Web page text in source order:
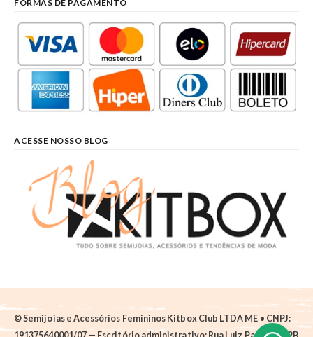
FORMAS DE PAGAMENTO
ACESSE NOSSO BLOG
© Semijoias e Acessórios Femininos Kitbox Club LTDA ME • CNPJ: